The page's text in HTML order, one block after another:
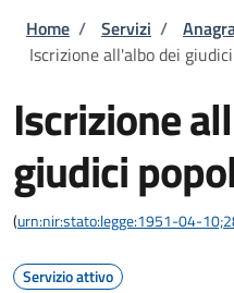
Briciole di
Home / Servizi /
Iscrizione all'albo dei
Iscrizione
giudici
(urn:nir:stato:legge:1951-04-
Servizio attivo